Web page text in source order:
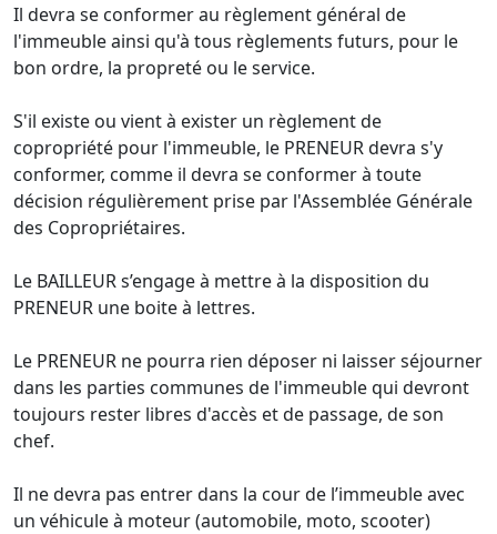
Il devra se conformer au règlement général de
l'immeuble ainsi qu'à tous règlements futurs, pour le
bon ordre, la propreté ou le service.
S'il existe ou vient à exister un règlement de
copropriété pour l'immeuble, le PRENEUR devra s'y
conformer, comme il devra se conformer à toute
décision régulièrement prise par l'Assemblée Générale
des Copropriétaires.
Le BAILLEUR s’engage à mettre à la disposition du
PRENEUR une boite à lettres.
Le PRENEUR ne pourra rien déposer ni laisser séjourner
dans les parties communes de l'immeuble qui devront
toujours rester libres d'accès et de passage, de son
chef.
Il ne devra pas entrer dans la cour de l’immeuble avec
un véhicule à moteur (automobile, moto, scooter)